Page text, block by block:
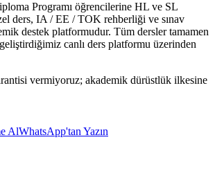
Programı öğrencilerine HL ve SL
ders, IA / EE / TOK rehberliği ve sınav
destek platformudur. Tüm dersler tamamen
canlı ders platformu üzerinden
vermiyoruz; akademik dürüstlük ilkesine
AlWhatsApp'tan Yazın